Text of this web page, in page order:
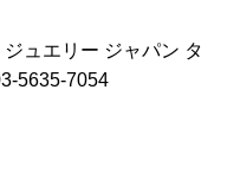
ュエリー ジャパン タ
5635-7054